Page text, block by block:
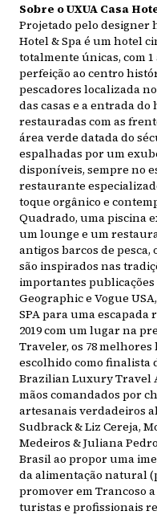
Sobre o UXUA Casa
Projetado pelo designer
Hotel & Spa é um hotel
totalmente únicas, com 1
perfeição ao centro
pescadores localizada
das casas e a entrada
restauradas com as
área verde datada do
espalhadas por um
disponíveis, sempre no
restaurante
toque orgânico e
Quadrado, uma piscina
um lounge e um
antigos barcos de pesca,
são inspirados nas
importantes
Geographic e Vogue
SPA para uma escapada
2019 com um lugar na
Traveler, os 78
escolhido como finalista
Brazilian Luxury Travel
mãos comandados por
artesanais verdadeiros
Sudbrack & Liz Cereja,
Medeiros & Juliana
Brasil ao propor uma
da alimentação natural
promover em Trancoso
turistas e profissionais